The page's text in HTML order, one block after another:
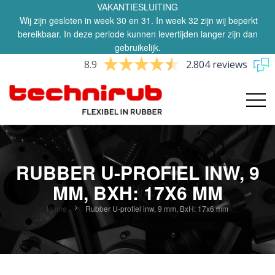
VAKANTIESLUITING
Wij zijn gesloten in week 30 en 31. In week 32 zijn wij beperkt
bereikbaar. In deze periode kunnen levertijden langer zijn dan
gebruikelijk.
8.9 2.804 reviews
RUBBER U-PROFIEL INW, 9
MM, BXH: 17X6 MM
Home Rubber U-profiel inw, 9 mm, BxH: 17x6 mm